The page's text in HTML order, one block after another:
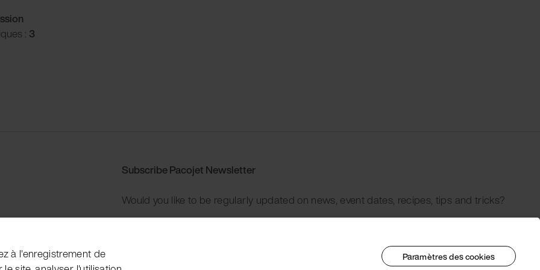
: 3
Subscribe Pacojet Newsletter
Would you like to be regularly updated on news, event dates, recipes, tips and tricks?
à l'enregistrement de
Paramètres des cookies